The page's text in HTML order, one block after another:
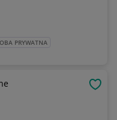
PRYWATNA